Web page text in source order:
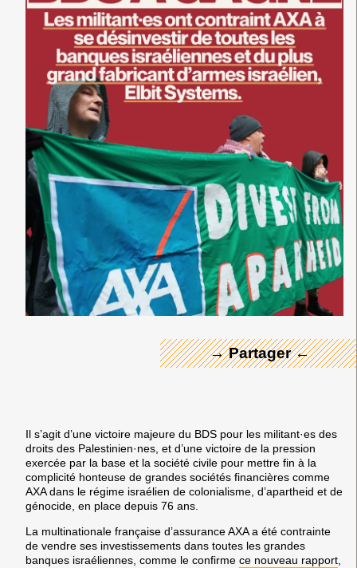
→ Partager ←
← Merci ! →
Il s’agit d’une victoire majeure du BDS pour les militant·es des
droits des Palestinien·nes, et d’une victoire de la pression
exercée par la base et la société civile pour mettre fin à la
complicité honteuse de grandes sociétés financières comme
AXA dans le régime israélien de colonialisme, d’apartheid et de
génocide, en place depuis 76 ans.
La multinationale française d’assurance AXA a été contrainte
de vendre ses investissements dans toutes les grandes
banques israéliennes, comme le confirme ce nouveau rapport,